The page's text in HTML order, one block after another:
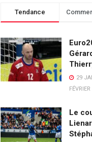
Tendance
29
Le